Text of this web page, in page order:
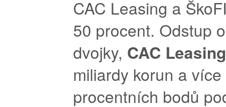
CAC Leasing a
50 procent. Odstup
dvojky, CAC
miliardy korun a
procentních bodů